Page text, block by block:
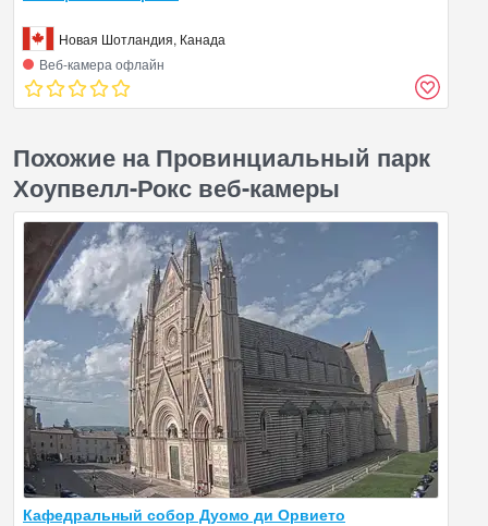
Новая Шотландия, Канада
Веб‑камера офлайн
Похожие на Провинциальный парк
Хоупвелл-Рокс веб-камеры
Кафедральный собор Дуомо ди Орвието